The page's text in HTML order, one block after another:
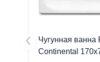
Чугунная ванна
Continental